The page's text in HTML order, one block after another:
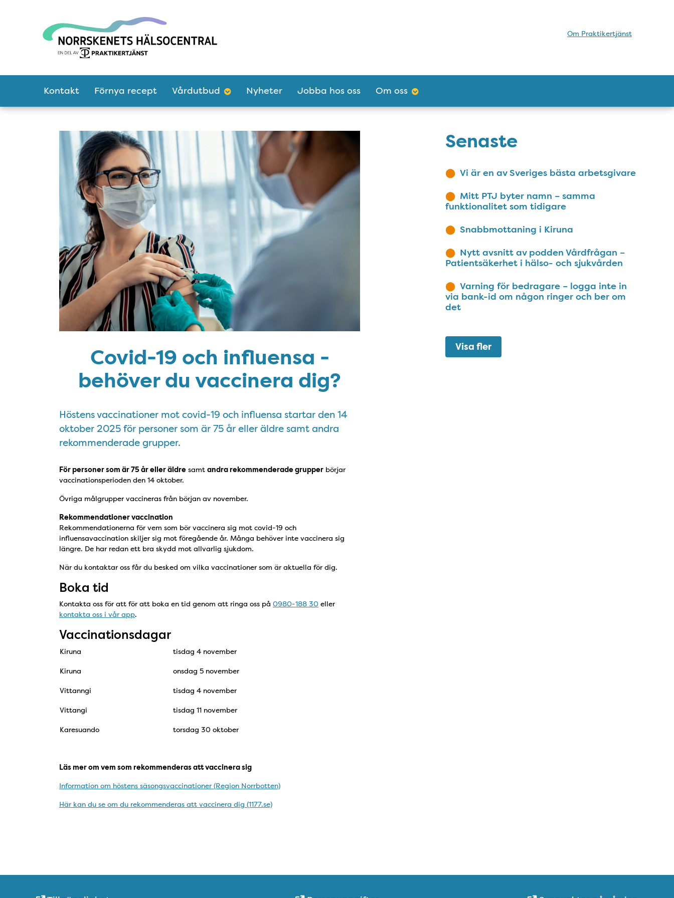
Om Praktikertjänst
Kontakt Förnya recept Vårdutbud Nyheter Jobba hos oss Om oss
Covid-19 och influensa -
behöver du vaccinera dig?
Höstens vaccinationer mot covid-19 och influensa startar den 14
oktober 2025 för personer som är 75 år eller äldre samt andra
rekommenderade grupper.
För personer som är 75 år eller äldre samt andra rekommenderade grupper börjar
vaccinationsperioden den 14 oktober.
Övriga målgrupper vaccineras från början av november.
Rekommendationer vaccination
Rekommendationerna för vem som bör vaccinera sig mot covid-19 och
influensavaccination skiljer sig mot föregående år. Många behöver inte vaccinera sig
längre. De har redan ett bra skydd mot allvarlig sjukdom.
När du kontaktar oss får du besked om vilka vaccinationer som är aktuella för dig.
Boka tid
Kontakta oss för att för att boka en tid genom att ringa oss på 0980-188 30 eller
kontakta oss i vår app.
Vaccinationsdagar
Kiruna tisdag 4 november
Kiruna onsdag 5 november
Vittanngi tisdag 4 november
Vittangi tisdag 11 november
Karesuando torsdag 30 oktober
Läs mer om vem som rekommenderas att vaccinera sig
Information om höstens säsongsvaccinationer (Region Norrbotten)
Här kan du se om du rekommenderas att vaccinera dig (1177.se)
Senaste
Vi är en av Sveriges bästa arbetsgivare
Mitt PTJ byter namn – samma
funktionalitet som tidigare
Snabbmottaning i Kiruna
Nytt avsnitt av podden Vårdfrågan –
Patientsäkerhet i hälso- och sjukvården
Varning för bedragare – logga inte in
via bank-id om någon ringer och ber om
det
Visa fler